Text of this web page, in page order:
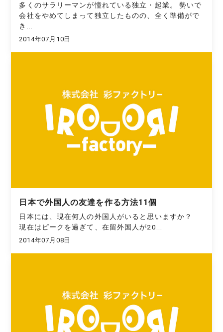
多くのサラリーマンが憧れている独立・起業。 勢いで
会社をやめてしまって独立したものの、全く準備がで
き...
2014年07月10日
日本で外国人の友達を作る方法11個
日本には、現在何人の外国人がいると思いますか？
現在はピークを過ぎて、在留外国人が20...
2014年07月08日